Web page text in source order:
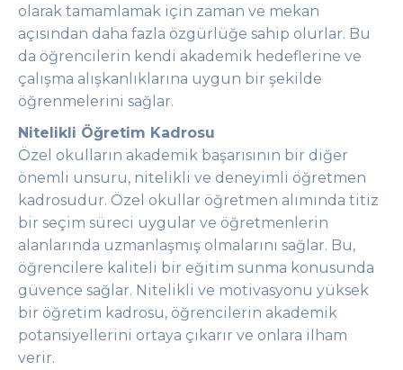
olarak tamamlamak için zaman ve mekan
açısından daha fazla özgürlüğe sahip olurlar. Bu
da öğrencilerin kendi akademik hedeflerine ve
çalışma alışkanlıklarına uygun bir şekilde
öğrenmelerini sağlar.
Nitelikli Öğretim Kadrosu
Özel okulların akademik başarısının bir diğer
önemli unsuru, nitelikli ve deneyimli öğretmen
kadrosudur. Özel okullar öğretmen alımında titiz
bir seçim süreci uygular ve öğretmenlerin
alanlarında uzmanlaşmış olmalarını sağlar. Bu,
öğrencilere kaliteli bir eğitim sunma konusunda
güvence sağlar. Nitelikli ve motivasyonu yüksek
bir öğretim kadrosu, öğrencilerin akademik
potansiyellerini ortaya çıkarır ve onlara ilham
verir.